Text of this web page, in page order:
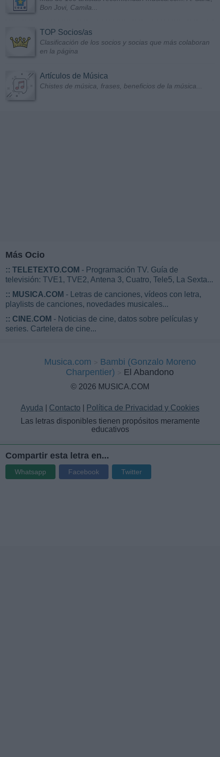
Bon Jovi, Camila...
TOP Socios/as
Clasificación de los socios y socias que más colaboran
en la página
Artículos de Música
Chistes de música, frases, beneficios de la música...
Más Ocio
:: TELETEXTO.COM - Programación TV. Guía de
televisión: TVE1, TVE2, Antena 3, Cuatro, Tele5, La Sexta...
:: MUSICA.COM - Letras de canciones, vídeos con letra,
playlists de canciones, novedades musicales...
:: CINE.COM - Noticias de cine, datos sobre películas y
series. Cartelera de cine...
Musica.com
Bambi (Gonzalo Moreno
Charpentier)
El Abandono
© 2026 MUSICA.COM
Ayuda Contacto
Política de Privacidad y Cookies
Las letras disponibles tienen propósitos meramente
educativos
Compartir esta letra en...
Whatsapp Facebook Twitter